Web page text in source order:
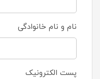
نام و نام خانوادگی
پست الکترونیک